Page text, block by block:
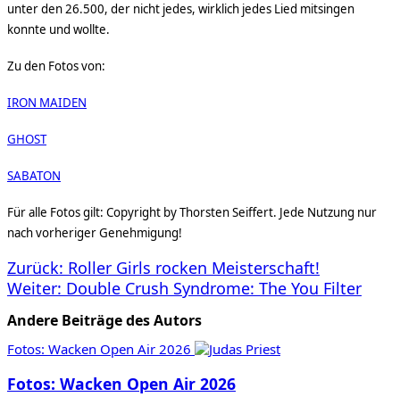
unter den 26.500, der nicht jedes, wirklich jedes Lied mitsingen
konnte und wollte.
Zu den Fotos von:
IRON MAIDEN
GHOST
SABATON
Für alle Fotos gilt: Copyright by Thorsten Seiffert. Jede Nutzung nur
nach vorheriger Genehmigung!
Beitragsnavigation
Zurück: Roller Girls rocken Meisterschaft!
Weiter: Double Crush Syndrome: The You Filter
Andere Beiträge des Autors
Fotos: Wacken Open Air 2026
Fotos: Wacken Open Air 2026